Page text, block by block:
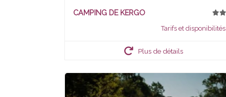
CAMPING DE KERGO
Tarifs et disponibilités
Plus de détails